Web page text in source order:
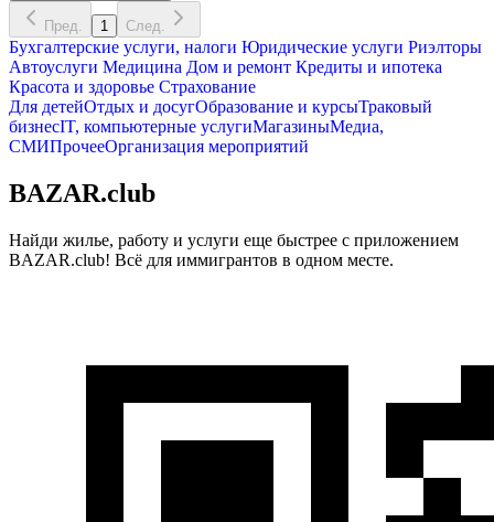
Пред. 1 След.
Бухгалтерские услуги, налоги Юридические услуги Риэлторы
Автоуслуги Медицина Дом и ремонт Кредиты и ипотека
Красота и здоровье Страхование
Для детейОтдых и досугОбразование и курсыТраковый
бизнесIT, компьютерные услугиМагазиныМедиа,
СМИПрочееОрганизация мероприятий
BAZAR.club
Найди жилье, работу и услуги еще быстрее с приложением
BAZAR.club! Всё для иммигрантов в одном месте.